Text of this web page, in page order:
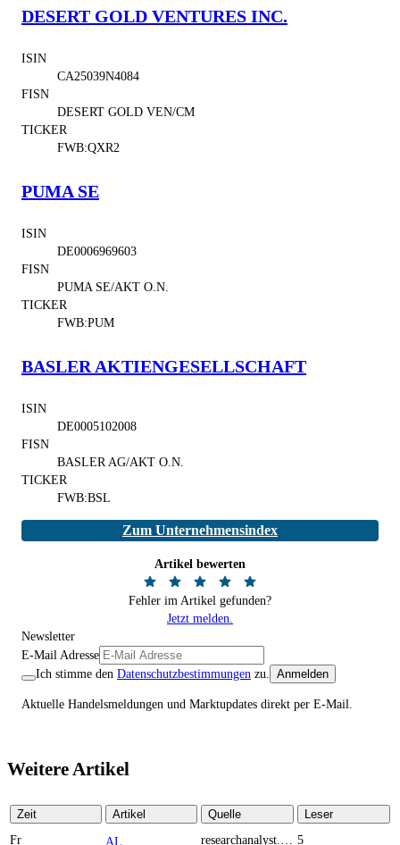
DESERT GOLD VENTURES INC.
ISIN
CA25039N4084
FISN
DESERT GOLD VEN/CM
TICKER
FWB:QXR2
PUMA SE
ISIN
DE0006969603
FISN
PUMA SE/AKT O.N.
TICKER
FWB:PUM
BASLER AKTIENGESELLSCHAFT
ISIN
DE0005102008
FISN
BASLER AG/AKT O.N.
TICKER
FWB:BSL
Zum Unternehmensindex
Artikel bewerten
Fehler im Artikel gefunden?
Jetzt melden.
Newsletter
E-Mail Adresse
Ich stimme den Datenschutzbestimmungen zu. Anmelden
Aktuelle Handelsmeldungen und Marktupdates direkt per E-Mail.
Weitere Artikel
Zeit Artikel Quelle
Leser
Fr
5